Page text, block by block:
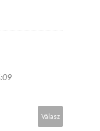
Válasz